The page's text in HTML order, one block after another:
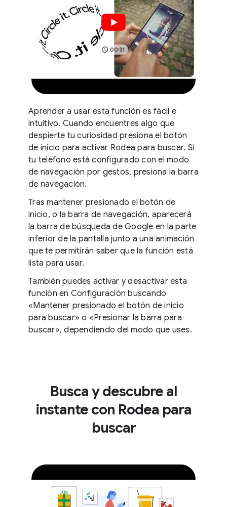
00:31
Aprender a usar esta función es fácil e
intuitivo. Cuando encuentres algo que
despierte tu curiosidad presiona el botón
de inicio para activar Rodea para buscar. Si
tu teléfono está configurado con el modo
de navegación por gestos, presiona la barra
de navegación.
Tras mantener presionado el botón de
inicio, o la barra de navegación, aparecerá
la barra de búsqueda de Google en la parte
inferior de la pantalla junto a una animación
que te permitirán saber que la función está
lista para usar.
También puedes activar y desactivar esta
función en Configuración buscando
«Mantener presionado el botón de inicio
para buscar» o «Presionar la barra para
buscar», dependiendo del modo que uses.
Busca y descubre al
instante con Rodea para
buscar